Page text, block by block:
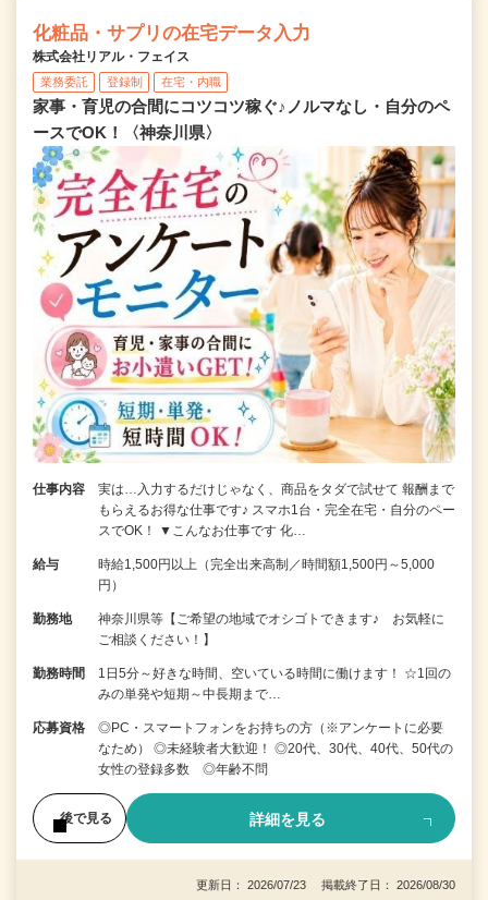
化粧品・サプリの在宅データ入力
株式会社リアル・フェイス
業務委託 登録制 在宅・内職
家事・育児の合間にコツコツ稼ぐ♪ノルマなし・自分のペ
ースでOK！〈神奈川県〉
仕事内容
実は…入力するだけじゃなく、商品をタダで試せて 報酬まで
もらえるお得な仕事です♪ スマホ1台・完全在宅・自分のペー
スでOK！ ▼こんなお仕事です 化…
給与
時給1,500円以上（完全出来高制／時間額1,500円～5,000
円）
勤務地
神奈川県等【ご希望の地域でオシゴトできます♪ お気軽に
ご相談ください！】
勤務時間
1日5分～好きな時間、空いている時間に働けます！ ☆1回の
みの単発や短期～中長期まで…
応募資格
◎PC・スマートフォンをお持ちの方（※アンケートに必要
なため） ◎未経験者大歓迎！ ◎20代、30代、40代、50代の
女性の登録多数 ◎年齢不問
後で見る 詳細を見る
更新日： 2026/07/23 掲載終了日： 2026/08/30